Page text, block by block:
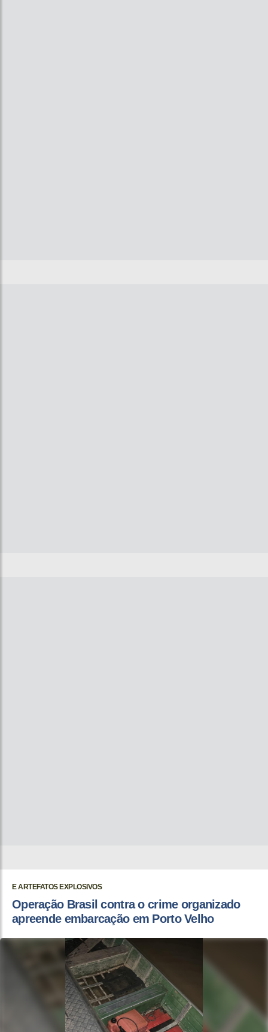
E ARTEFATOS EXPLOSIVOS
Operação Brasil contra o crime organizado
apreende embarcação em Porto Velho